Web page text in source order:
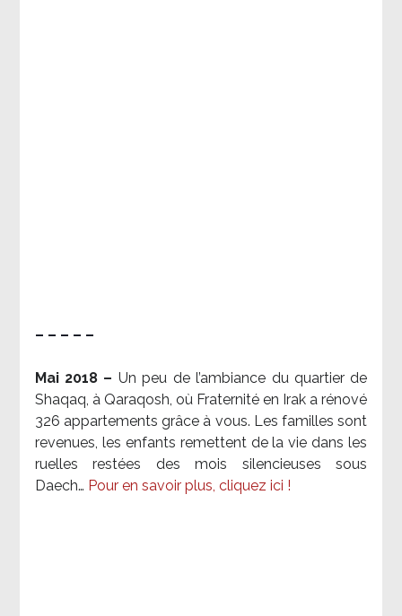
– – – – –
Mai 2018 – Un peu de l’ambiance du quartier de
Shaqaq, à Qaraqosh, où Fraternité en Irak a rénové
326 appartements grâce à vous. Les familles sont
revenues, les enfants remettent de la vie dans les
ruelles restées des mois silencieuses sous
Daech… Pour en savoir plus, cliquez ici !